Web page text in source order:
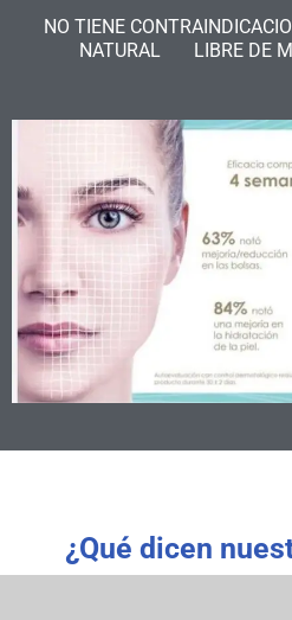
NO TIENE
NATURAL LIBRE DE
¿Qué dicen